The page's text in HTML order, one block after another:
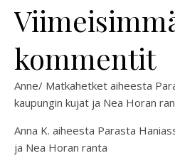
kommentit
Anne/ Matkahetket aiheesta
kaupungin kujat ja Nea Horan
Anna K. aiheesta Parasta
ja Nea Horan ranta